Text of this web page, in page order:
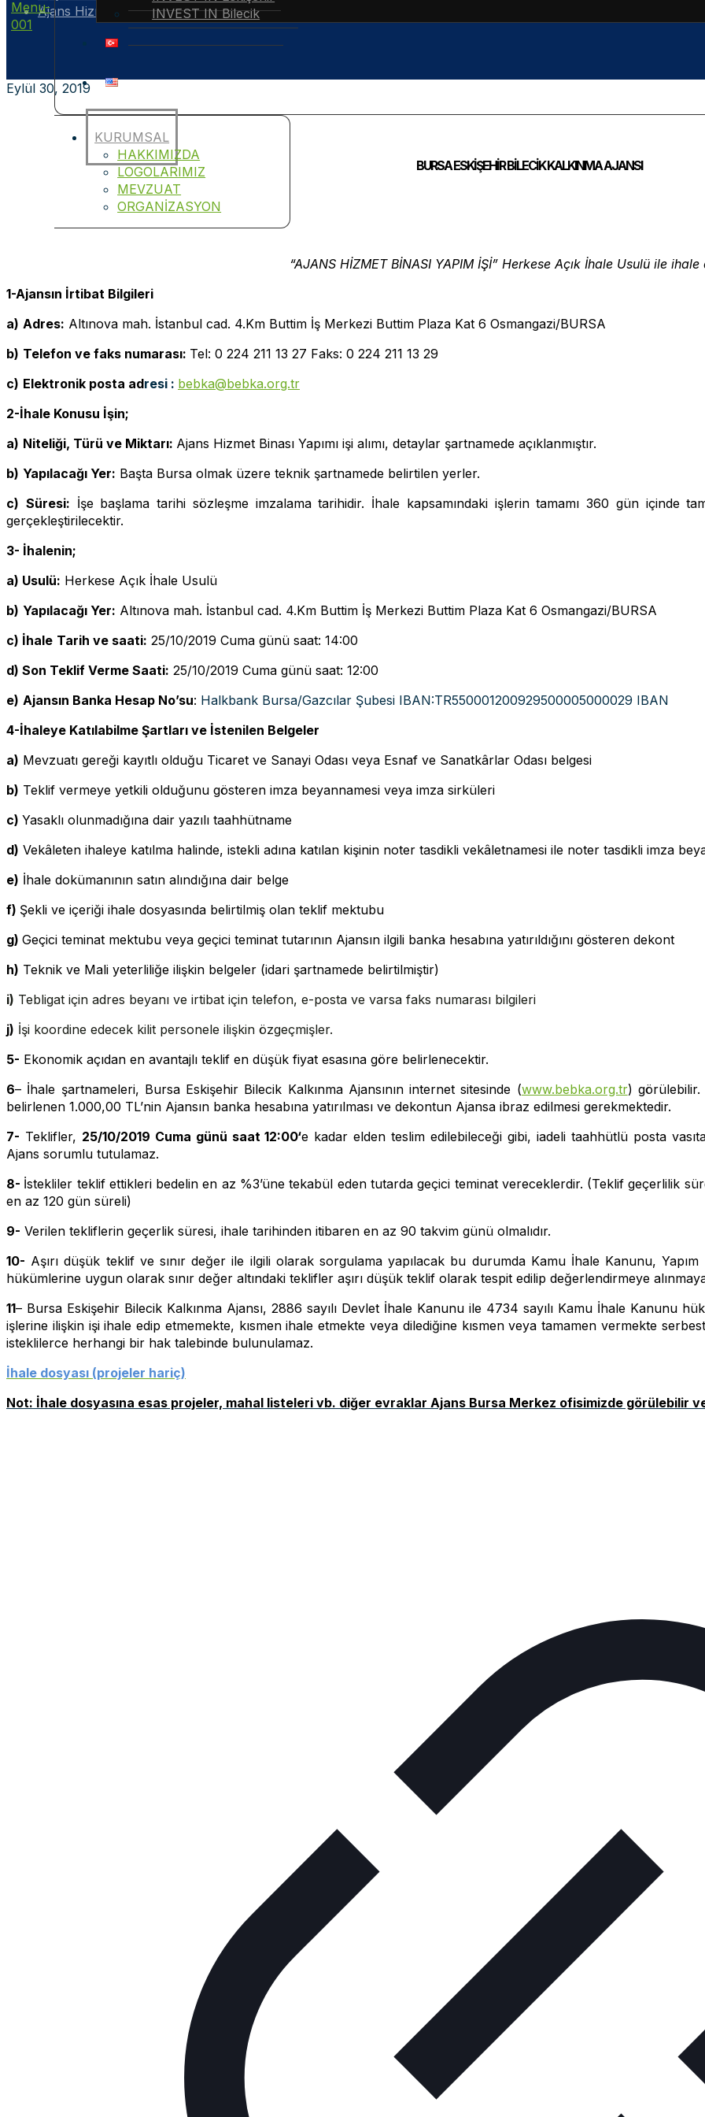
INVEST IN Bilecik
KURUMSAL
HAKKIMIZDA
LOGOLARIMIZ
MEVZUAT
ORGANİZASYON
Ajans Hizmet Binası Yapım İşi İhale İlanı
Eylül 30, 2019
BURSA ESKİŞEHİR BİLECİK KALKINMA AJANSI
“AJANS HİZMET BİNASI YAPIM İŞİ” Herkese Açık İhale Usulü ile
1-Ajansın İrtibat Bilgileri
a) Adres: Altınova mah. İstanbul cad. 4.Km Buttim İş Merkezi Buttim Plaza Kat 6 Osmangazi/BURSA
b) Telefon ve faks numarası: Tel: 0 224 211 13 27 Faks: 0 224 211 13 29
c) Elektronik posta adresi : bebka@bebka.org.tr
2-İhale Konusu İşin;
a) Niteliği, Türü ve Miktarı: Ajans Hizmet Binası Yapımı işi alımı, detaylar şartnamede açıklanmıştır.
b) Yapılacağı Yer: Başta Bursa olmak üzere teknik şartnamede belirtilen yerler.
c) Süresi: İşe başlama tarihi sözleşme imzalama tarihidir. İhale kapsamındaki işlerin tamamı 360 gün içinde
gerçekleştirilecektir.
3- İhalenin;
a) Usulü: Herkese Açık İhale Usulü
b) Yapılacağı Yer: Altınova mah. İstanbul cad. 4.Km Buttim İş Merkezi Buttim Plaza Kat 6 Osmangazi/BURSA
c) İhale Tarih ve saati: 25/10/2019 Cuma günü saat: 14:00
d) Son Teklif Verme Saati: 25/10/2019 Cuma günü saat: 12:00
e) Ajansın Banka Hesap No’su: Halkbank Bursa/Gazcılar Şubesi IBAN:TR550001200929500005000029 IBAN
4-İhaleye Katılabilme Şartları ve İstenilen Belgeler
a) Mevzuatı gereği kayıtlı olduğu Ticaret ve Sanayi Odası veya Esnaf ve Sanatkârlar Odası belgesi
b) Teklif vermeye yetkili olduğunu gösteren imza beyannamesi veya imza sirküleri
c) Yasaklı olunmadığına dair yazılı taahhütname
d) Vekâleten ihaleye katılma halinde, istekli adına katılan kişinin noter tasdikli vekâletnamesi ile noter tasdikli imza
e) İhale dokümanının satın alındığına dair belge
f) Şekli ve içeriği ihale dosyasında belirtilmiş olan teklif mektubu
g) Geçici teminat mektubu veya geçici teminat tutarının Ajansın ilgili banka hesabına yatırıldığını gösteren dekont
h) Teknik ve Mali yeterliliğe ilişkin belgeler (idari şartnamede belirtilmiştir)
i) Tebligat için adres beyanı ve irtibat için telefon, e-posta ve varsa faks numarası bilgileri
j) İşi koordine edecek kilit personele ilişkin özgeçmişler.
5- Ekonomik açıdan en avantajlı teklif en düşük fiyat esasına göre belirlenecektir.
6– İhale şartnameleri, Bursa Eskişehir Bilecik Kalkınma Ajansının internet sitesinde (www.bebka.org.tr)
belirlenen 1.000,00 TL’nin Ajansın banka hesabına yatırılması ve dekontun Ajansa ibraz edilmesi gerekmektedir.
7- Teklifler, 25/10/2019 Cuma günü saat 12:00‘e kadar elden teslim edilebileceği gibi, iadeli taahhütlü posta
Ajans sorumlu tutulamaz.
8- İstekliler teklif ettikleri bedelin en az %3’üne tekabül eden tutarda geçici teminat vereceklerdir. (Teklif geçerlilik
en az 120 gün süreli)
9- Verilen tekliflerin geçerlik süresi, ihale tarihinden itibaren en az 90 takvim günü olmalıdır.
10- Aşırı düşük teklif ve sınır değer ile ilgili olarak sorgulama yapılacak bu durumda Kamu İhale Kanunu,
hükümlerine uygun olarak sınır değer altındaki teklifler aşırı düşük teklif olarak tespit edilip değerlendirmeye
11– Bursa Eskişehir Bilecik Kalkınma Ajansı, 2886 sayılı Devlet İhale Kanunu ile 4734 sayılı Kamu İhale Kanunu
işlerine ilişkin işi ihale edip etmemekte, kısmen ihale etmekte veya dilediğine kısmen veya tamamen vermekte
isteklilerce herhangi bir hak talebinde bulunulamaz.
İhale dosyası (projeler hariç)
Not: İhale dosyasına esas projeler, mahal listeleri vb. diğer evraklar Ajans Bursa Merkez ofisimizde görülebilir